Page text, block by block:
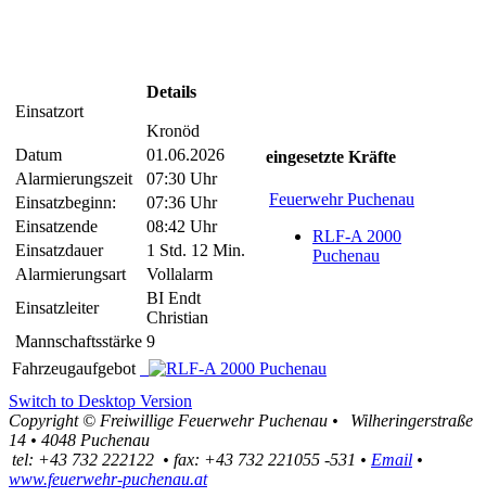
Einsatzort
Details
Kronöd
Datum
01.06.2026
Alarmierungszeit
07:30 Uhr
Einsatzbeginn:
07:36 Uhr
Einsatzende
08:42 Uhr
Einsatzdauer
1 Std. 12 Min.
Alarmierungsart
Vollalarm
Einsatzleiter
BI Endt
Christian
Mannschaftsstärke 9
eingesetzte Kräfte
Feuerwehr Puchenau
RLF-A 2000
Puchenau
Fahrzeugaufgebot
Switch to Desktop Version
Copyright © Freiwillige Feuerwehr Puchenau •
Wilheringerstraße
14 • 4048 Puchenau
tel: +43 732 222122 • fax: +43 732 221055 -531 • Email •
www.feuerwehr-puchenau.at